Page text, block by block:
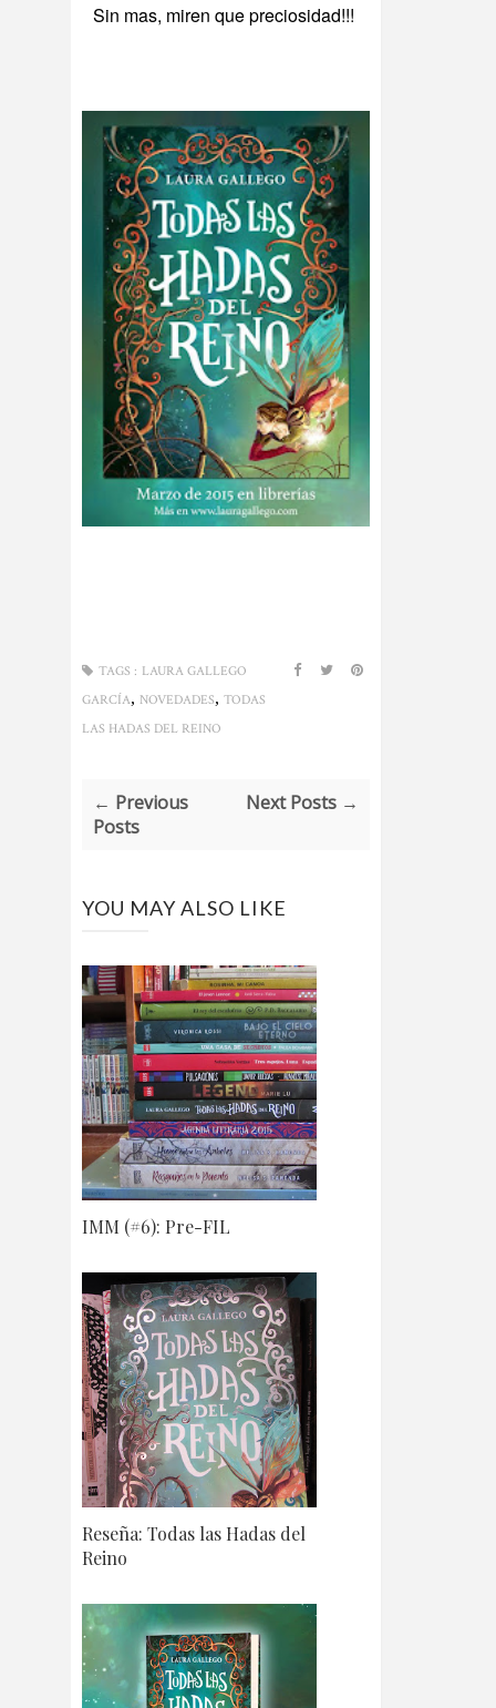
Sin mas, miren que preciosidad!!!
TAGS : LAURA GALLEGO
GARCÍA, NOVEDADES, TODAS
LAS HADAS DEL REINO
← Previous
Posts
Next Posts →
YOU MAY ALSO LIKE
IMM (#6): Pre-FIL
Reseña: Todas las Hadas del
Reino